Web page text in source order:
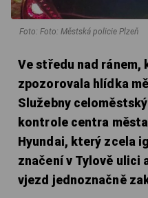
Foto: Foto: Městská policie Plzeň
Ve středu nad ránem,
zpozorovala hlídka
Služebny
kontrole centra
Hyundai, který zcela
značení v Tylově ulici
vjezd jednoznačně